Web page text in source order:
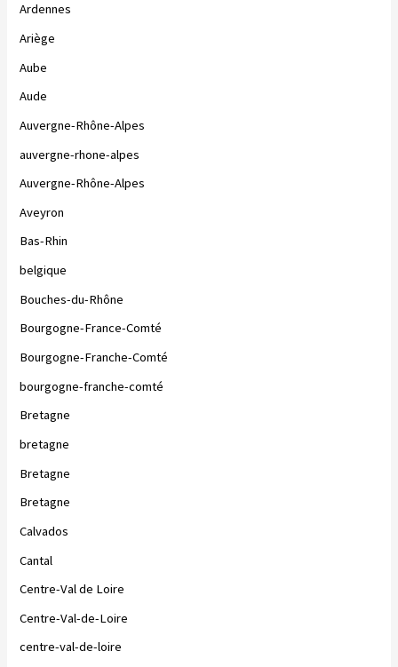
Ardennes
Ariège
Aube
Aude
Auvergne-Rhône-Alpes
auvergne-rhone-alpes
Auvergne-Rhône-Alpes
Aveyron
Bas-Rhin
belgique
Bouches-du-Rhône
Bourgogne-France-Comté
Bourgogne-Franche-Comté
bourgogne-franche-comté
Bretagne
bretagne
Bretagne
Bretagne
Calvados
Cantal
Centre-Val de Loire
Centre-Val-de-Loire
centre-val-de-loire